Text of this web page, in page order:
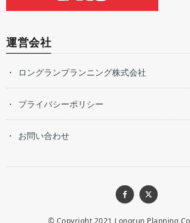
運営会社
ロングランプランニング株式会社
プライバシーポリシー
お問い合わせ